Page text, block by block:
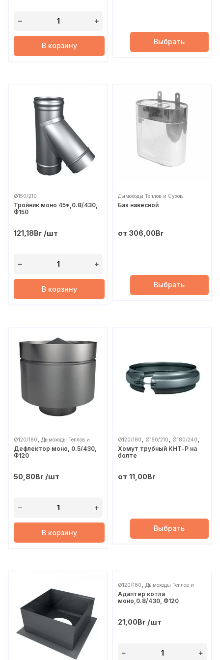
В корзину Выбрать
Ø150/210
Тройник моно 45*,0.8/430,
Ф150
121,18 Br /шт
В корзину
Дымоходы Теплов и Сухов
Бак навесной
от 306,00 Br
Выбрать
Ø120/180,Дымоходы Теплов и
Сухов
Дефлектор моно, 0.5/430,
Ф120
50,80Br /шт
В корзину
Ø120/180, Ø150/210, Ø180/240,
Ø200/260 ,Ø250/310
Хомут трубный КНТ-Р на
болте
от 11,00Br
Выбрать
Ø120/180, Дымоходы Теплов и
Сухов
Адаптер котла
моно,0.8/430, Ф120
21,00Br/шт